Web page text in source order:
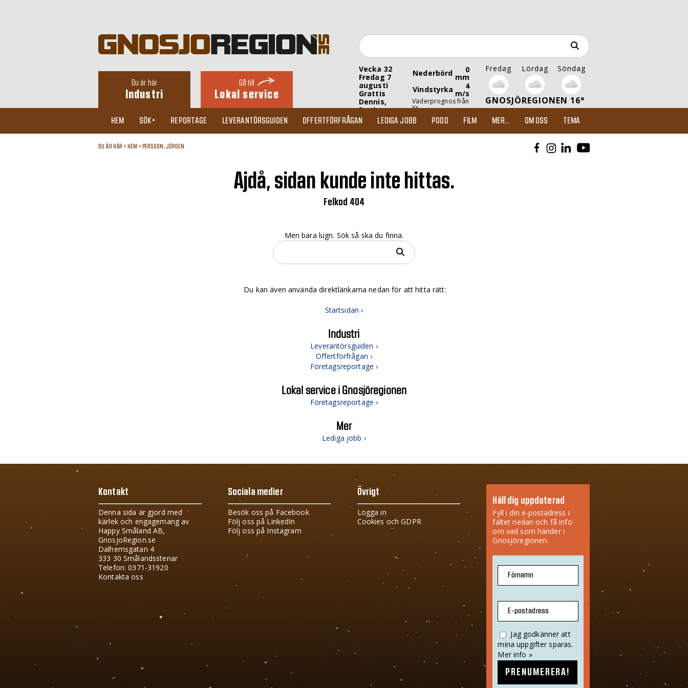
Du är här
Industri
Gå till
Lokal service
Vecka 32
Fredag 7
augusti
Grattis
Dennis,
Denise
Nederbörd 0
mm
Vindstyrka
4
m/s
Väderprognos från
Yr
Fredag Lördag Söndag
GNOSJÖREGIONEN 16°
HEM SÖK+ REPORTAGE LEVERANTÖRSGUIDEN OFFERTFÖRFRÅGAN LEDIGA JOBB PODD FILM MER... OM OSS TEMA
DU ÄR HÄR » HEM » PERSSON, JÖRGEN
Ajdå, sidan kunde inte hittas.
Felkod 404
Men bara lugn. Sök så ska du finna.
Du kan även använda direktlänkarna nedan för att hitta rätt:
Startsidan ›
Industri
Leverantörsguiden ›
Offertförfrågan ›
Företagsreportage ›
Lokal service i Gnosjöregionen
Företagsreportage ›
Mer
Lediga jobb ›
Kontakt
Denna sida är gjord med
kärlek och engagemang av
Happy Småland AB,
GnosjoRegion.se
Dalhemsgatan 4
333 30 Smålandsstenar
Telefon: 0371-31920
Kontakta oss
Sociala medier
Besök oss på Facebook
Följ oss på LinkedIn
Följ oss på Instagram
Övrigt
Logga in
Cookies och GDPR
Håll dig uppdaterad
Fyll i din e-postadress i
fältet nedan och få info
om vad som händer i
Gnosjöregionen.
Förnamn
E-postadress
Jag godkänner att
mina uppgifter sparas.
Mer info »
PRENUMERERA!